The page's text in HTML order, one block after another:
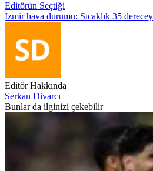
Editörün Seçtiği
İzmir hava durumu: Sıcaklık 35
Editör Hakkında
Serkan Divarcı
Bunlar da ilginizi çekebilir